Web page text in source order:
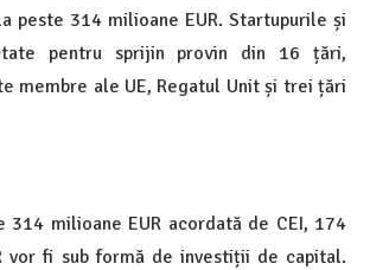
peste 314 milioane EUR. Startupurile și
pentru sprijin provin din 16 țări,
membre ale UE, Regatul Unit și trei țări
314 milioane EUR acordată de CEI, 174
vor fi sub formă de investiții de capital.